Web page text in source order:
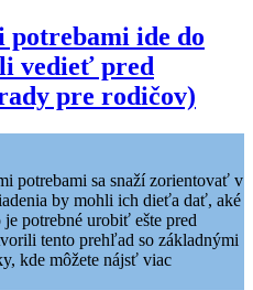
potrebami ide do
vedieť pred
pre rodičov)
potrebami sa snaží zorientovať v
by mohli ich dieťa dať, aké
potrebné urobiť ešte pred
tento prehľad so základnými
kde môžete nájsť viac